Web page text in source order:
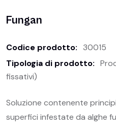
Fungan
Codice prodotto:
30015
Tipologia di prodotto:
fissativi)
Soluzione contenente
superfici infestate da alghe